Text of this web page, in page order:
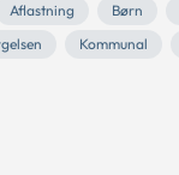
Aflastning Børn
Kommunal